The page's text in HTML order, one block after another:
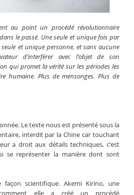
au point un procédé révolutionnaire
le passé. Une seule et unique fois par
et unique personne, et sans aucune
d’interférer avec l’objet de son
qui promet la vérité sur les périodes les
humaine. Plus de mensonges. Plus de
Le texte nous est présenté sous la
interdit par la Chine car touchant
a droit aux détails techniques, c’est
se représenter la manière dont sont
façon scientifique. Akemi Kirino, une
comment elle a créé un procédé